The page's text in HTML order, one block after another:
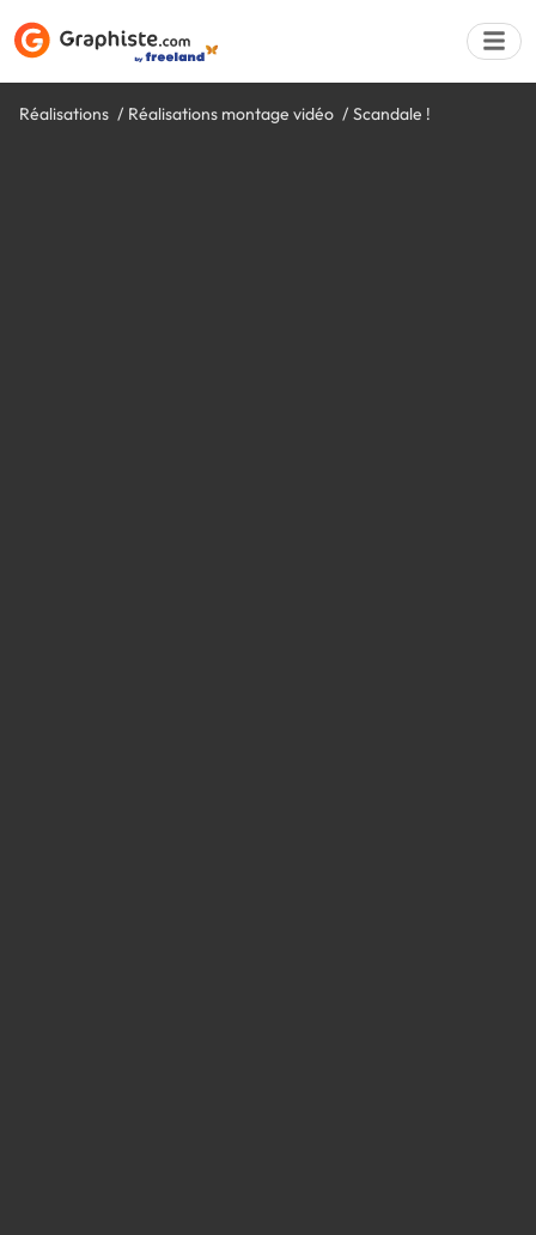
Réalisations Réalisations montage vidéo Scandale !